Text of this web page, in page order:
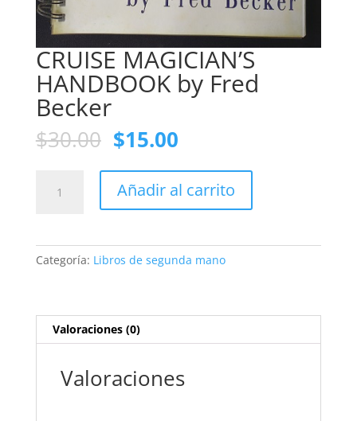
CRUISE MAGICIAN’S
HANDBOOK by Fred
Becker
$30.00 $15.00
MAGICIAN'S
Becker
Añadir al carrito
Categoría: Libros de segunda mano
Valoraciones (0)
Valoraciones